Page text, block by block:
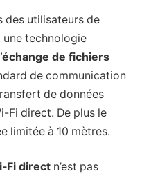
des utilisateurs de
une technologie
de fichiers
de communication
de données
Fi direct. De plus le
limitée à 10 mètres.
Fi direct n’est pas